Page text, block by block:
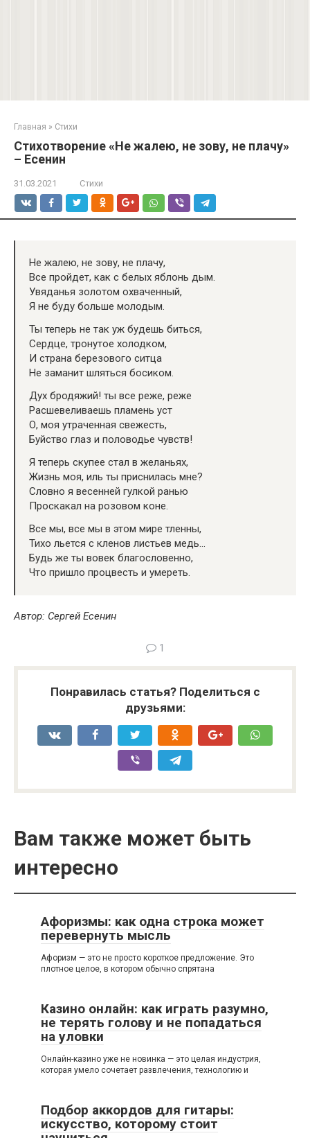
Главная » Стихи
Стихотворение «Не жалею, не зову, не плачу»
– Есенин
31.03.2021 Стихи
Не жалею, не зову, не плачу,
Все пройдет, как с белых яблонь дым.
Увяданья золотом охваченный,
Я не буду больше молодым.
Ты теперь не так уж будешь биться,
Сердце, тронутое холодком,
И страна березового ситца
Не заманит шляться босиком.
Дух бродяжий! ты все реже, реже
Расшевеливаешь пламень уст
О, моя утраченная свежесть,
Буйство глаз и половодье чувств!
Я теперь скупее стал в желаньях,
Жизнь моя, иль ты приснилась мне?
Словно я весенней гулкой ранью
Проскакал на розовом коне.
Все мы, все мы в этом мире тленны,
Тихо льется с кленов листьев медь…
Будь же ты вовек благословенно,
Что пришло процвесть и умереть.
Автор: Сергей Есенин
1
Понравилась статья? Поделиться с
друзьями:
Вам также может быть
интересно
Афоризмы: как одна строка может
перевернуть мысль
Афоризм — это не просто короткое предложение. Это
плотное целое, в котором обычно спрятана
Казино онлайн: как играть разумно,
не терять голову и не попадаться
на уловки
Онлайн-казино уже не новинка — это целая индустрия,
которая умело сочетает развлечения, технологию и
Подбор аккордов для гитары:
искусство, которому стоит